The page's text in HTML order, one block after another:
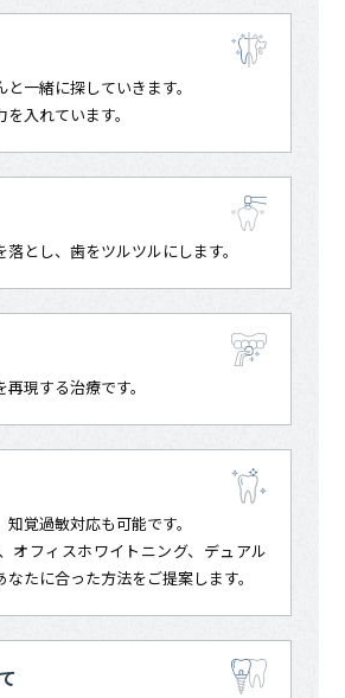
一緒に探していきます。
入れています。
とし、歯をツルツルにします。
現する治療です。
覚過敏対応も可能です。
オフィスホワイトニング、デュアル
たに合った方法をご提案します。